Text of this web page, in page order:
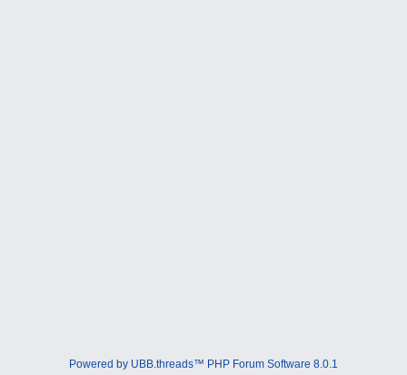
Powered by UBB.threads™ PHP Forum Software 8.0.1